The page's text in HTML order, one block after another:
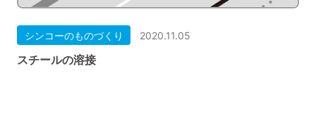
シンコーのものづくり 2020.11.05
スチールの溶接